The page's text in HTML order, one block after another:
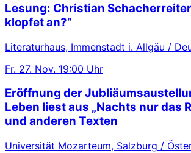
Lesung: Christian Schacherreiter
klopfet an?“
Literaturhaus, Immenstadt i. Allgäu /
Fr. 27. Nov. 19:00 Uhr
Eröffnung der
Leben liest aus „Nachts nur das
und anderen Texten
Universität Mozarteum, Salzburg /